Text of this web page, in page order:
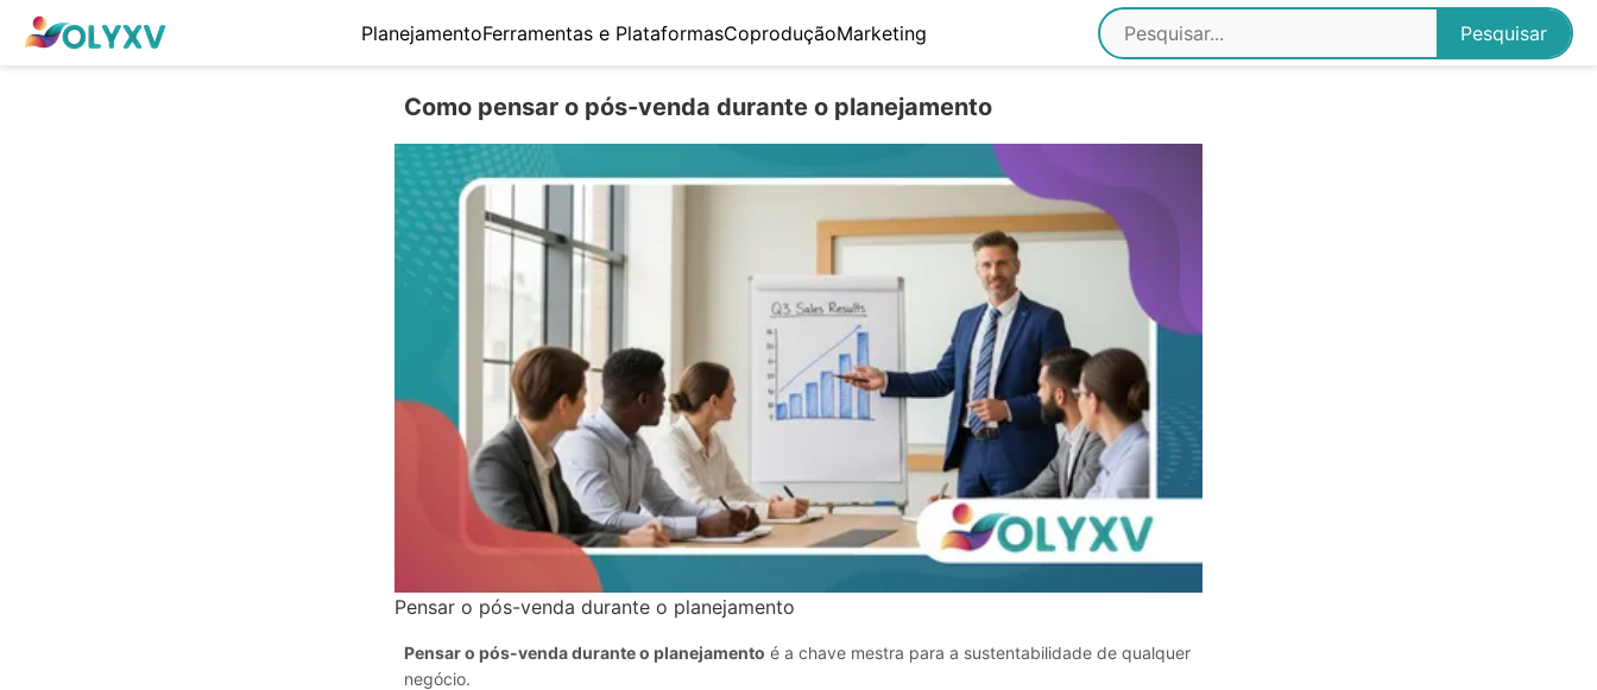
PlanejamentoFerramentas e PlataformasCoproduçãoMarketing
Como pensar o pós-venda durante o planejamento
Pensar o pós-venda durante o planejamento
Pensar o pós-venda durante o planejamento é a chave mestra para a sustentabilidade de qualquer
negócio.